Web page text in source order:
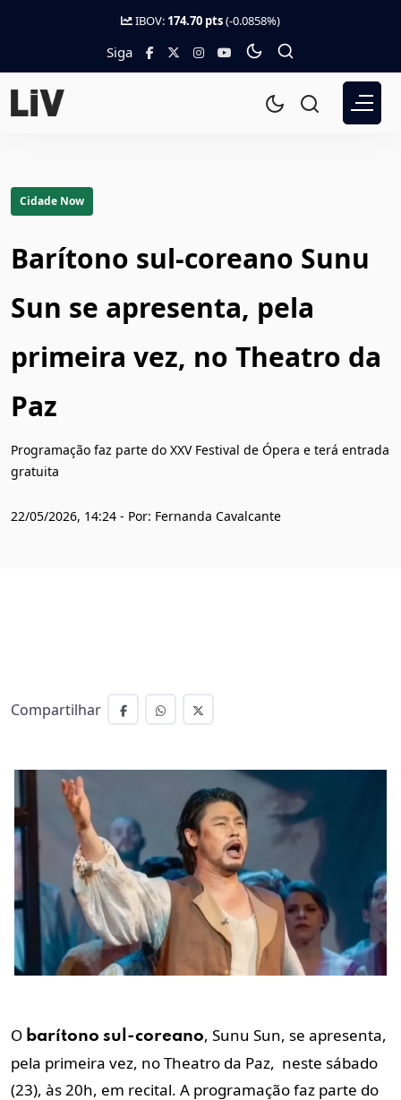
IBOV: 174.70 pts(-0.0858%)
Siga
Cidade Now
Barítono sul-coreano Sunu
Sun se apresenta, pela
primeira vez, no Theatro da
Paz
Programação faz parte do XXV Festival de Ópera e terá entrada
gratuita
22/05/2026, 14:24 - Por: Fernanda Cavalcante
Compartilhar
O barítono sul-coreano, Sunu Sun, se apresenta,
pela primeira vez, no Theatro da Paz, neste sábado
(23), às 20h, em recital. A programação faz parte do